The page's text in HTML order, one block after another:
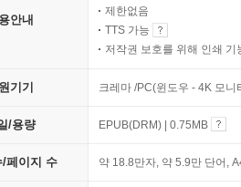
안내
제한없음
TTS 가능
저작권 보호를 위해 인쇄 기
기기 크레마 /PC(윈도우 - 4K 모
/용량 EPUB(DRM) | 0.75MB
/페이지 수 약 18.8만자, 약 5.9만 단어,